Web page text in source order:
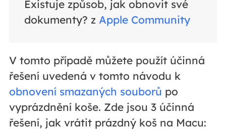
Existuje způsob, jak obnovit své
dokumenty? z Apple Community
V tomto případě můžete použít účinná
řešení uvedená v tomto návodu k
obnovení smazaných souborů po
vyprázdnění koše. Zde jsou 3 účinná
řešení, jak vrátit prázdný koš na Macu: